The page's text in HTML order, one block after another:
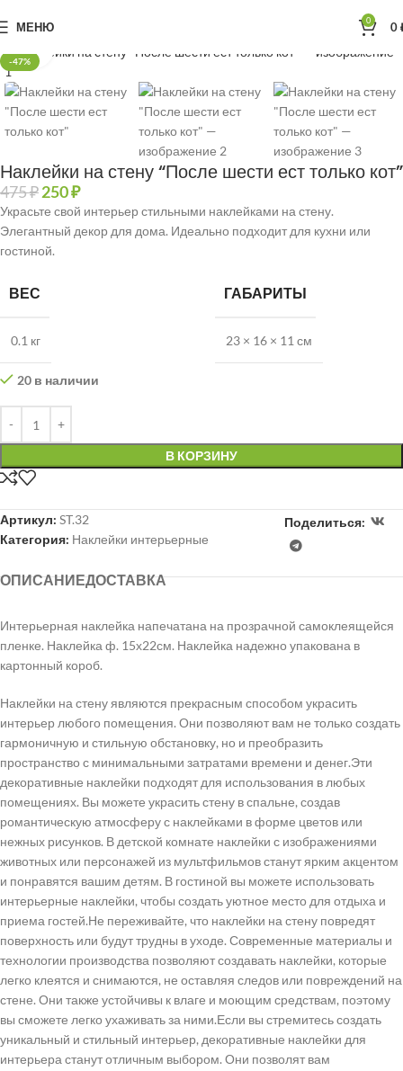
МЕНЮ 0 0
Главная Наклейки интерьерные
-47%
Наклейки на стену “После шести ест только кот”
475₽250₽
Украсьте свой интерьер стильными наклейками на стену.
Элегантный декор для дома. Идеально подходит для кухни или
гостиной.
ВЕС
0.1 кг
ГАБАРИТЫ
23 × 16 × 11 см
20 в наличии
В КОРЗИНУ
Артикул: ST.32
Категория: Наклейки интерьерные
Поделиться:
ОПИСАНИЕДОСТАВКА
Интерьерная наклейка напечатана на прозрачной самоклеящейся
пленке. Наклейка ф. 15х22см. Наклейка надежно упакована в
картонный короб.
Наклейки на стену являются прекрасным способом украсить
интерьер любого помещения. Они позволяют вам не только создать
гармоничную и стильную обстановку, но и преобразить
пространство с минимальными затратами времени и денег.Эти
декоративные наклейки подходят для использования в любых
помещениях. Вы можете украсить стену в спальне, создав
романтическую атмосферу с наклейками в форме цветов или
нежных рисунков. В детской комнате наклейки с изображениями
животных или персонажей из мультфильмов станут ярким акцентом
и понравятся вашим детям. В гостиной вы можете использовать
интерьерные наклейки, чтобы создать уютное место для отдыха и
приема гостей.Не переживайте, что наклейки на стену повредят
поверхность или будут трудны в уходе. Современные материалы и
технологии производства позволяют создавать наклейки, которые
легко клеятся и снимаются, не оставляя следов или повреждений на
стене. Они также устойчивы к влаге и моющим средствам, поэтому
вы сможете легко ухаживать за ними.Если вы стремитесь создать
уникальный и стильный интерьер, декоративные наклейки для
интерьера станут отличным выбором. Они позволят вам